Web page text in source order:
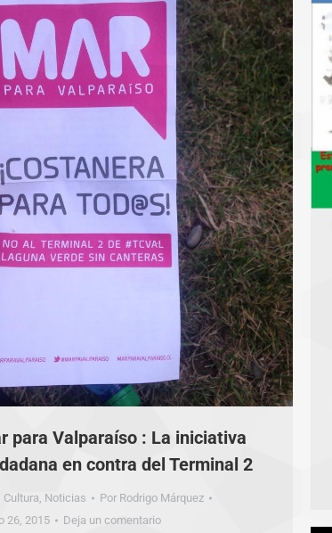
para Valparaíso : La iniciativa
en contra del Terminal 2
Cultura, Noticias Por Rodrigo Márquez
26, 2015
Deja un comentario